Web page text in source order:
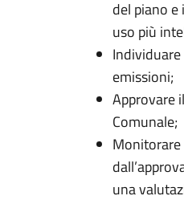
del piano
uso più
emissioni;
Approvare
Comunale;
Monitorare
una